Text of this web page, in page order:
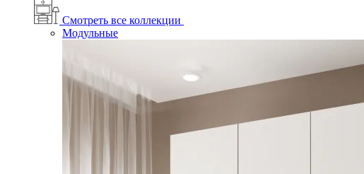
Смотреть все коллекции
Модульные